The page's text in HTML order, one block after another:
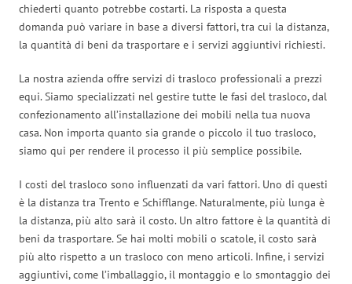
chiederti quanto potrebbe costarti. La risposta a questa
domanda può variare in base a diversi fattori, tra cui la distanza,
la quantità di beni da trasportare e i servizi aggiuntivi richiesti.
La nostra azienda offre servizi di trasloco professionali a prezzi
equi. Siamo specializzati nel gestire tutte le fasi del trasloco, dal
confezionamento all’installazione dei mobili nella tua nuova
casa. Non importa quanto sia grande o piccolo il tuo trasloco,
siamo qui per rendere il processo il più semplice possibile.
I costi del trasloco sono influenzati da vari fattori. Uno di questi
è la distanza tra Trento e Schifflange. Naturalmente, più lunga è
la distanza, più alto sarà il costo. Un altro fattore è la quantità di
beni da trasportare. Se hai molti mobili o scatole, il costo sarà
più alto rispetto a un trasloco con meno articoli. Infine, i servizi
aggiuntivi, come l’imballaggio, il montaggio e lo smontaggio dei